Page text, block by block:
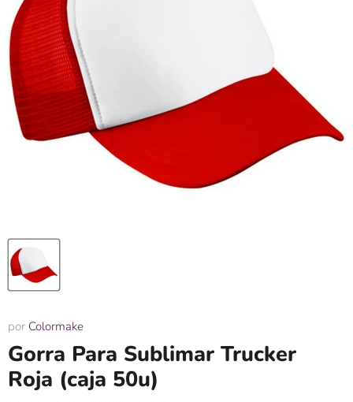
por Colormake
Gorra Para Sublimar Trucker
Roja (caja 50u)